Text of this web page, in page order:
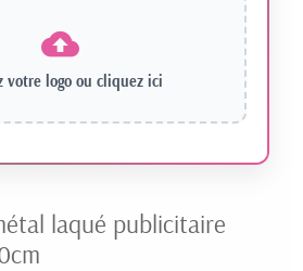
votre logo ou cliquez ici
laqué publicitaire